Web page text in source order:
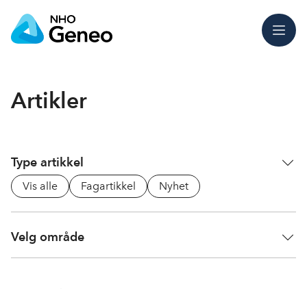
Meny
Artikler
Type artikkel
Vis alle Fagartikkel Nyhet
Velg område